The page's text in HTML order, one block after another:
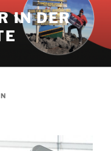
IN DER